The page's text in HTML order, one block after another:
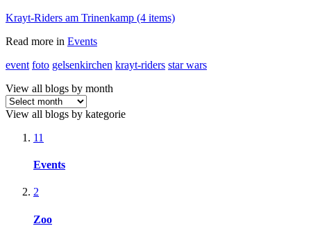
Krayt-Riders am Trinenkamp (4 items)
Read more in Events
event foto gelsenkirchen krayt-riders star wars
View all blogs by month
View all blogs by kategorie
11
Events
2
Zoo